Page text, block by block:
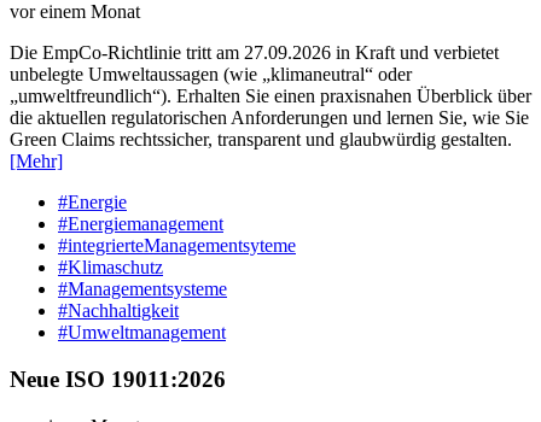
vor einem Monat
Die EmpCo-Richtlinie tritt am 27.09.2026 in Kraft und verbietet
unbelegte Umweltaussagen (wie „klimaneutral“ oder
„umweltfreundlich“). Erhalten Sie einen praxisnahen Überblick über
die aktuellen regulatorischen Anforderungen und lernen Sie, wie Sie
Green Claims rechtssicher, transparent und glaubwürdig gestalten.
[Mehr]
#Energie
#Energiemanagement
#integrierteManagementsyteme
#Klimaschutz
#Managementsysteme
#Nachhaltigkeit
#Umweltmanagement
Neue ISO 19011:2026